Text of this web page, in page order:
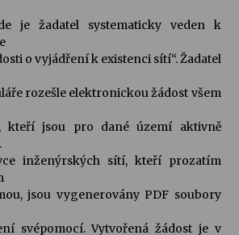
7. 2026
7. 2026
prázdnin
je žadatel systematicky veden k
o vyjádření k existenci sítí“. Žadatel
rozešle elektronickou žádost všem
kteří jsou pro dané území aktivně
inženýrských sítí, kteří prozatím
jsou vygenerovány PDF soubory
svépomocí. Vytvořená žádost je v